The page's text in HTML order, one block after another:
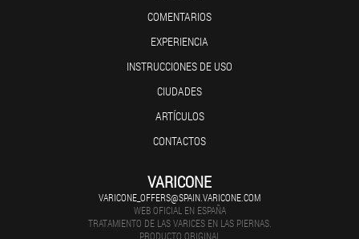
COMENTARIOS
EXPERIENCIA
INSTRUCCIONES DE USO
CIUDADES
ARTÍCULOS
CONTACTOS
VARICONE
VARICONE_OFFERS@SPAIN.VARICONE.COM
WEB OFICIAL EN ESPAÑA
TRATAMIENTO DE LAS VARICES EN LAS PIERNAS.
PRODUCTO ORIGINAL